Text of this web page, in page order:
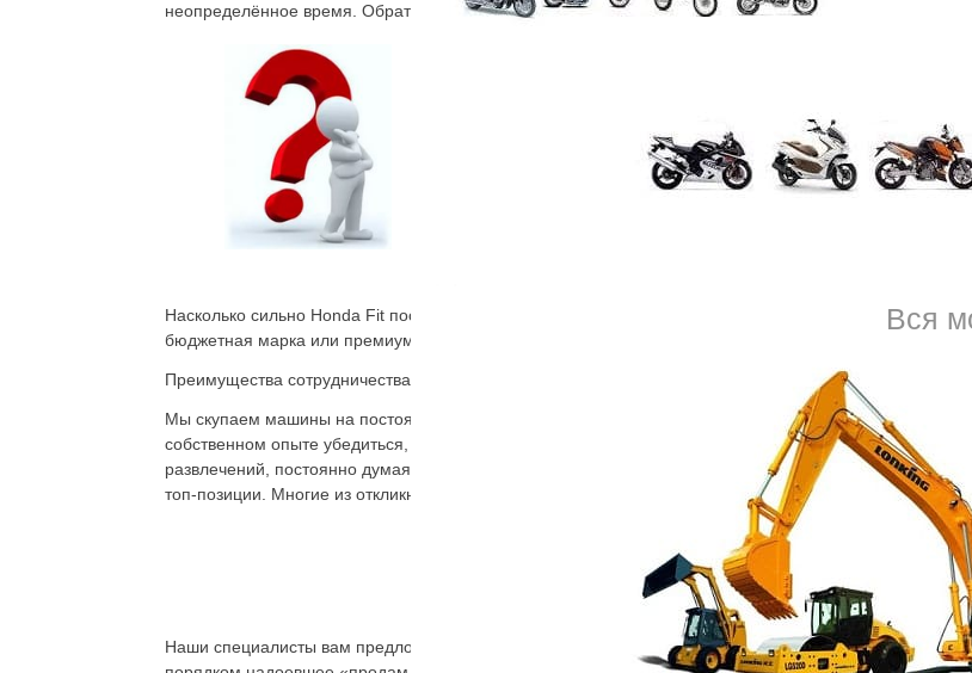
Вся
неопределённое время. Обратившись к посреднику, то есть к нам, вы сэкономите время, сразу
с пробегом, в хорошем
это машина отечественного производства;
Насколько сильно Honda Fit пострадал при ДТП, какой у него пробег, в хорошем ли состоянии салон,
бюджетная марка или премиум-класса продаётся, после тюнинга, модернизации, полностью в
Преимущества сотрудничества
Мы скупаем машины на постоянной основе. Рискнув, разместив объявление « продаюХонда Фит на
собственном опыте убедиться, что всё свободное время тут же будет заполнено встречами,
развлечений, постоянно думая об авто, сложно жить. Надо размещать на нескольких ресурсах
топ-позиции. Многие из откликнувшихся потенциальных покупателей в итоге отказываются от сделки.
Наши специалисты вам предложат максимально возможную сумму. Если она вам понравится нет